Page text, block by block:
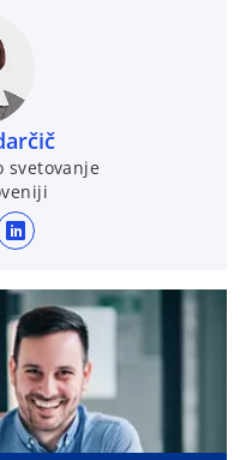
i
n
a
n
e
w
a
b
svetovanje
o
e
n
s
i
n
a